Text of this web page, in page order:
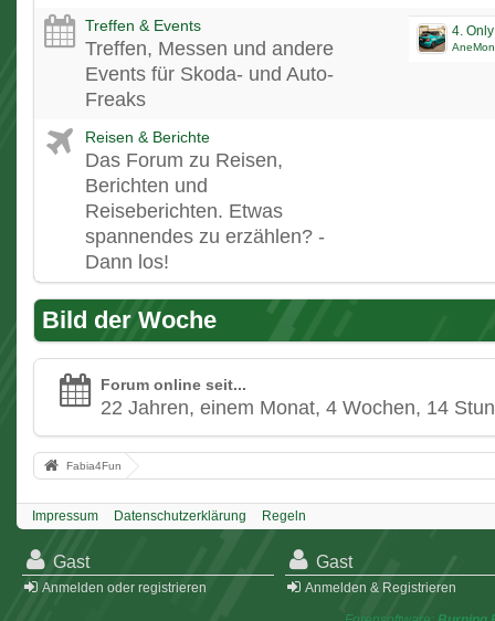
Treffen & Events
Treffen, Messen und andere
Events für Skoda- und Auto-
Freaks
4.
Reisen & Berichte
Das Forum zu Reisen,
Berichten und
Reiseberichten. Etwas
spannendes zu erzählen? -
Dann los!
Bild der Woche
Forum online seit...
22 Jahren, einem Monat, 4 Wochen, 14
Fabia4Fun
Impressum Datenschutzerklärung Regeln
Gast
Anmelden oder registrieren
Gast
Anmelden & Registrieren